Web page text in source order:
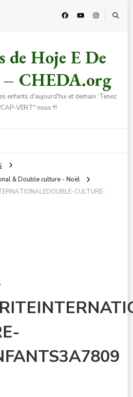
de Hoje E De
– CHEDA.org
enfants d'aujourd'hui et demain :Tenez
VERT" nous !!!
& Double culture - Noël
CULTURE-